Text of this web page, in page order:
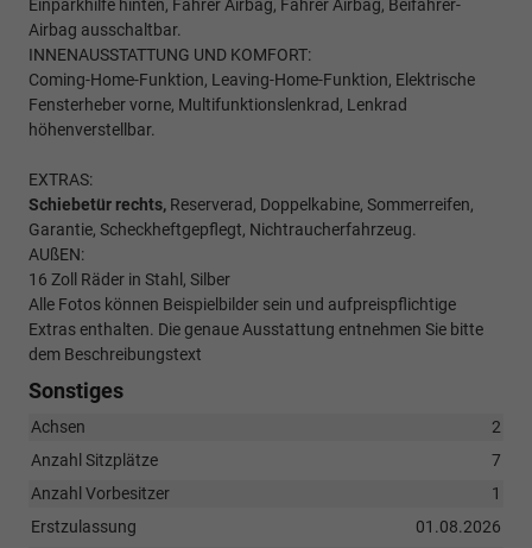
Einparkhilfe hinten, Fahrer Airbag, Fahrer Airbag, Beifahrer-
Airbag ausschaltbar.
INNENAUSSTATTUNG UND KOMFORT:
Coming-Home-Funktion, Leaving-Home-Funktion, Elektrische
Fensterheber vorne, Multifunktionslenkrad, Lenkrad
höhenverstellbar.
EXTRAS:
Schiebetür rechts, Reserverad, Doppelkabine, Sommerreifen,
Garantie, Scheckheftgepflegt, Nichtraucherfahrzeug.
AUßEN:
16 Zoll Räder in Stahl, Silber
Alle Fotos können Beispielbilder sein und aufpreispflichtige
Extras enthalten. Die genaue Ausstattung entnehmen Sie bitte
dem Beschreibungstext
Sonstiges
Achsen
2
Anzahl Sitzplätze
7
Anzahl Vorbesitzer
1
Erstzulassung
01.08.2026